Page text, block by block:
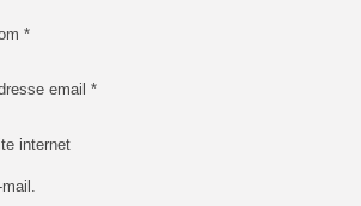
*
email *
internet